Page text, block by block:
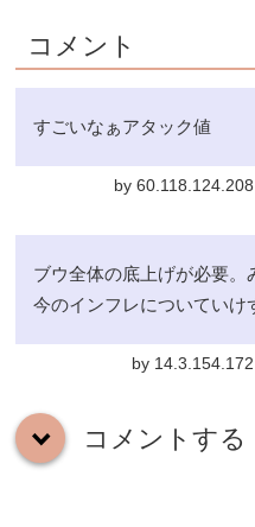
コメント
すごいなぁアタック値
by
ブウ全体の底上げが必要。
今のインフレについていけ
by
down コメントする